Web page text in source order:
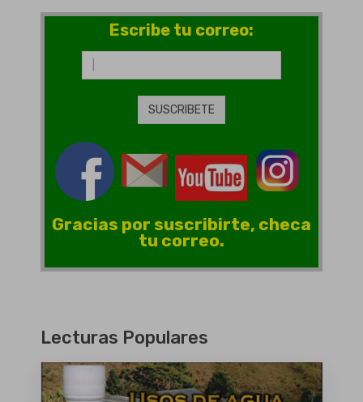
Escribe tu correo:
Gracias por suscribirte, checa
tu correo.
Lecturas Populares